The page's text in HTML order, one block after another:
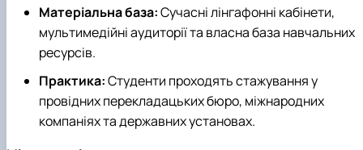
Матеріальна база:Сучасні лінгафонні кабінети,
мультимедійні аудиторії та власна база навчальних
ресурсів.
Практика:Студенти проходять стажування у
провідних перекладацьких бюро, міжнародних
компаніях та державних установах.